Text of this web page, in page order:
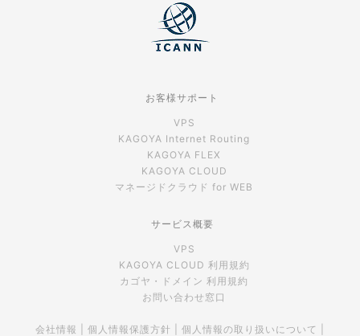
お客様サポート
VPS
KAGOYA Internet Routing
KAGOYA FLEX
KAGOYA CLOUD
マネージドクラウド for WEB
サービス概要
VPS
KAGOYA CLOUD 利用規約
カゴヤ・ドメイン 利用規約
お問い合わせ窓口
会社情報 個人情報保護方針 個人情報の取り扱いについて